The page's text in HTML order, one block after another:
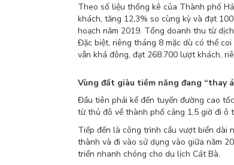
Theo số liệu thống kê của Thành phố
khách, tăng 12,3% so cùng kỳ và đạt
hoạch năm 2019. Tổng doanh thu từ
Đặc biệt, riêng tháng 8 mặc dù có thể
vẫn khá đông, đạt 268.700 lượt khách,
Vùng đất giàu tiềm năng đang “thay
Đầu tiên phải kể đến tuyến đường cao
từ thủ đô về thành phố cảng 1,5 giờ đi ô
Tiếp đến là công trình cầu vượt biển dài
thành và đi vào sử dụng vào giữa năm
triển nhanh chóng cho du lịch Cát Bà.